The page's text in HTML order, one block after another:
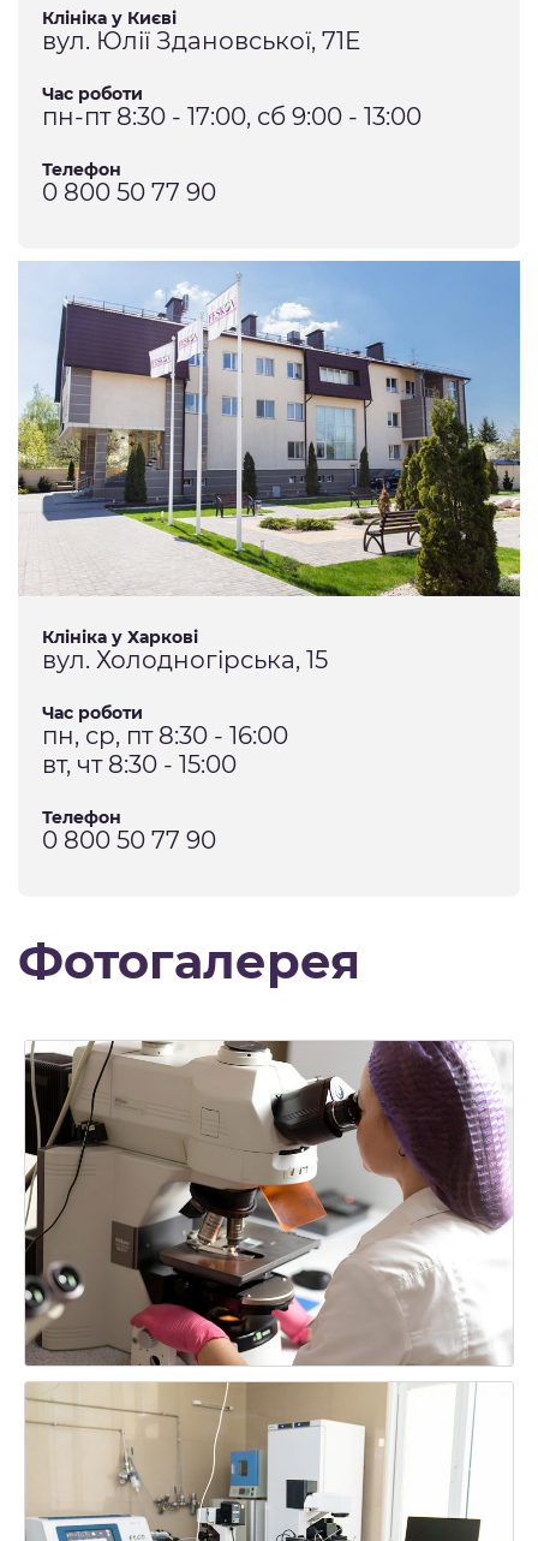
Клініка у Києві
вул. Юлії Здановської, 71Е
Час роботи
пн-пт 8:30 - 17:00, сб 9:00 - 13:00
Телефон
0 800 50 77 90
Клініка у Харкові
вул. Холодногірська, 15
Час роботи
пн, ср, пт 8:30 - 16:00
вт, чт 8:30 - 15:00
Телефон
0 800 50 77 90
Фотогалерея